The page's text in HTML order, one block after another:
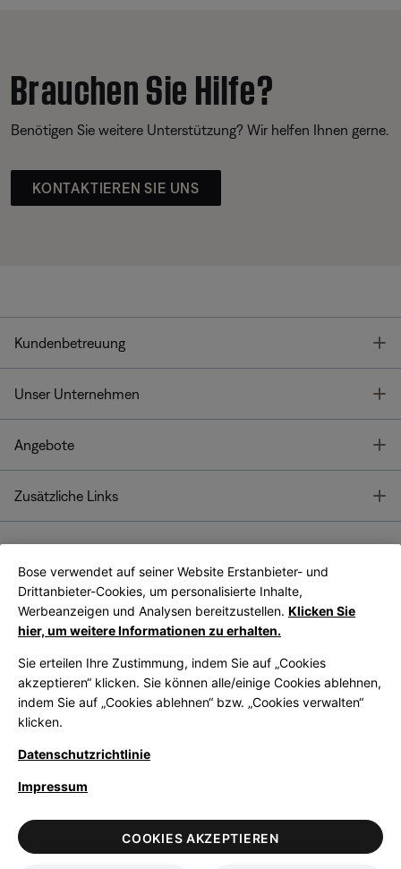
Brauchen Sie Hilfe?
Benötigen Sie weitere Unterstützung? Wir helfen Ihnen gerne.
KONTAKTIEREN SIE UNS
Kundenbetreuung
Unser Unternehmen
Angebote
Zusätzliche Links
Bose App
Bose Connect
App
LegalDatenschutzrichtlinieZugänglichkeitHinweis zu Cookies
VerkaufsbedingungenNutzungsbedingungen
Bose verwendet auf seiner Website Erstanbieter- und
Drittanbieter-Cookies, um personalisierte Inhalte,
Werbeanzeigen und Analysen bereitzustellen. Klicken Sie
hier, um weitere Informationen zu erhalten.
Sie erteilen Ihre Zustimmung, indem Sie auf „Cookies
akzeptieren“ klicken. Sie können alle/einige Cookies ablehnen,
indem Sie auf „Cookies ablehnen“ bzw. „Cookies verwalten“
klicken.
Datenschutzrichtlinie
Impressum
COOKIES AKZEPTIEREN